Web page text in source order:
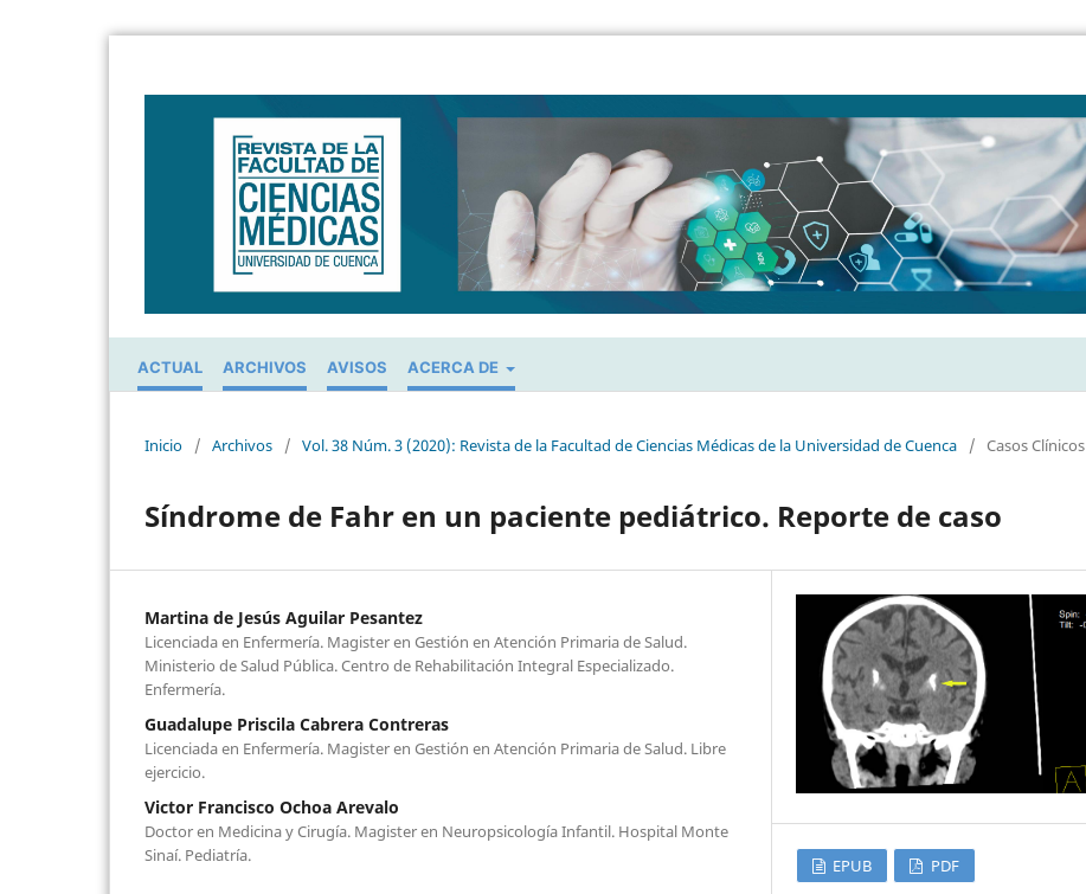
ACTUAL ARCHIVOS AVISOS ACERCA DE
Inicio / Archivos / Vol. 38 Núm. 3 (2020): Revista de la Facultad de Ciencias Médicas de la Universidad de Cuenca / Casos Clínicos
Síndrome de Fahr en un paciente pediátrico. Reporte de caso
Martina de Jesús Aguilar Pesantez
Licenciada en Enfermería. Magister en Gestión en Atención Primaria de Salud.
Ministerio de Salud Pública. Centro de Rehabilitación Integral Especializado.
Enfermería.
Guadalupe Priscila Cabrera Contreras
Licenciada en Enfermería. Magister en Gestión en Atención Primaria de Salud. Libre
ejercicio.
Victor Francisco Ochoa Arevalo
Doctor en Medicina y Cirugía. Magister en Neuropsicología Infantil. Hospital Monte
Sinaí. Pediatría.
EPUB PDF